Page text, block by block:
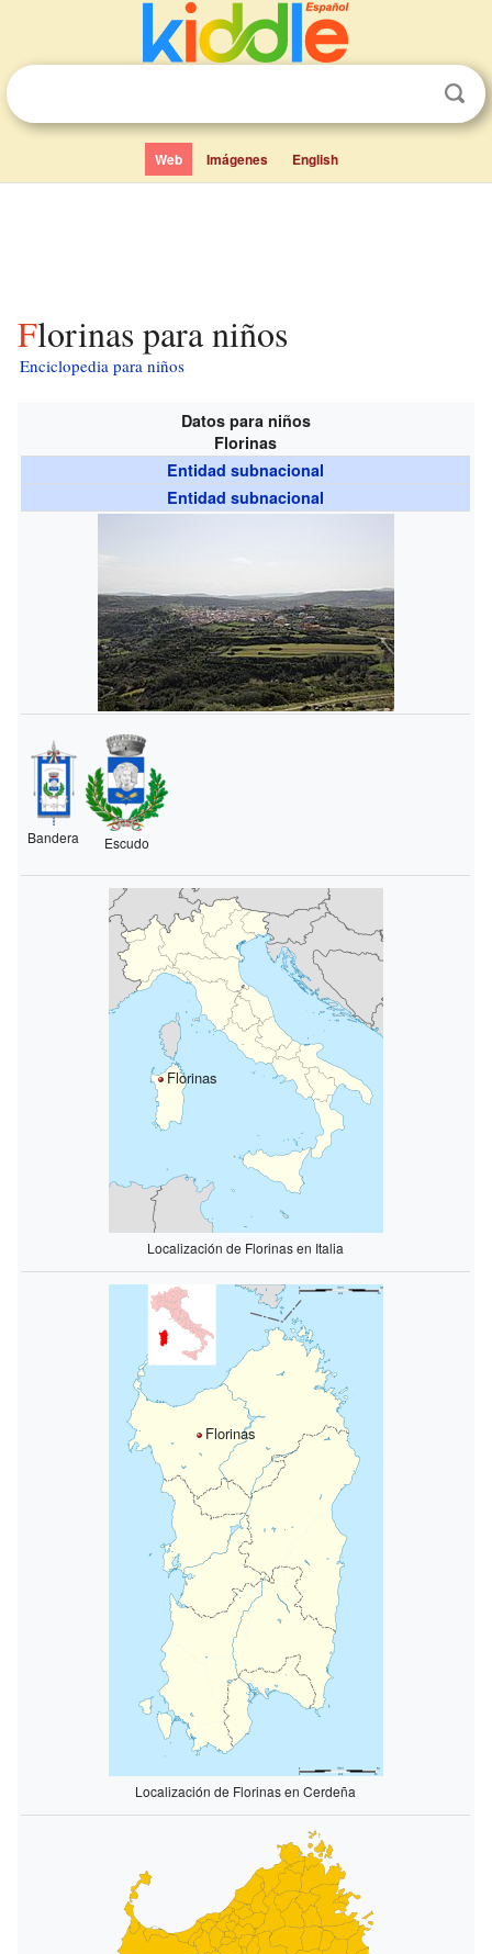
Web Imágenes English
Florinas para niños
Enciclopedia para niños
Datos para niños
Florinas
Entidad subnacional
Entidad subnacional
Bandera Escudo
Florinas
Localización de Florinas en Italia
Florinas
Localización de Florinas en Cerdeña